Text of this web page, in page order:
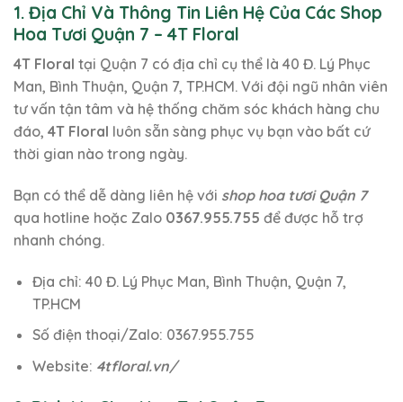
1. Địa Chỉ Và Thông Tin Liên Hệ Của Các Shop
Hoa Tươi Quận 7 – 4T Floral
4T Floral tại Quận 7 có địa chỉ cụ thể là 40 Đ. Lý Phục
Man, Bình Thuận, Quận 7, TP.HCM. Với đội ngũ nhân viên
tư vấn tận tâm và hệ thống chăm sóc khách hàng chu
đáo, 4T Floral luôn sẵn sàng phục vụ bạn vào bất cứ
thời gian nào trong ngày.
Bạn có thể dễ dàng liên hệ với shop hoa tươi Quận 7
qua hotline hoặc Zalo 0367.955.755 để được hỗ trợ
nhanh chóng.
Địa chỉ: 40 Đ. Lý Phục Man, Bình Thuận, Quận 7,
TP.HCM
Số điện thoại/Zalo: 0367.955.755
Website: 4tfloral.vn/